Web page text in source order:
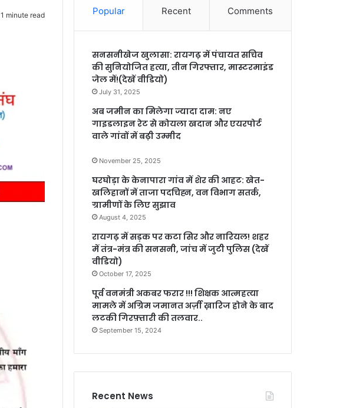
1 minute read Popular Recent Comments
सनसनीखेज खुलासा: रायगढ़ में पंचायत सचिव
की सुनियोजित हत्या, तीन गिरफ्तार, मास्टरमाइंड
जेल में!(देखें वीडियो)
July 31, 2025
अब जमीन का मिलेगा ज्यादा दाम: नए
गाइडलाइन रेट से कोयला खदान और एयरपोर्ट
वाले गांवों में बढ़ी उम्मीद
November 25, 2025
घरघोड़ा के केनापारा गांव में शेर की आहट: खेत-
खलिहानों में ताजा पदचिह्न, वन विभाग सतर्क,
ग्रामीणों के लिए सुझाव
August 4, 2025
रायगढ़ में सड़क पर कटा सिर और नारियल! शहर
में तंत्र-मंत्र की सनसनी, जांच में जुटी पुलिस (देखें
वीडियो)
October 17, 2025
पूर्व वनमंत्री अकबर फरार !!! शिक्षक आत्महत्या
मामले में अग्रिम जमानत अर्ज़ी ख़ारिज होने के बाद
लटकी गिरफ़्तारी की तलवार..
September 15, 2024
Recent News